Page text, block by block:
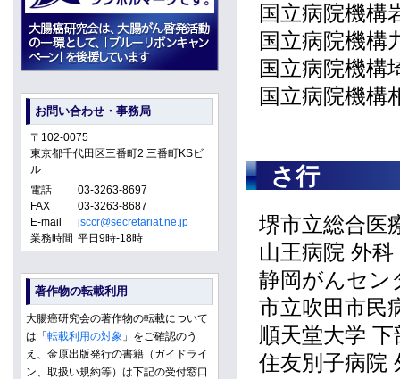
国立病院機構
国立病院機構
国立病院機構
国立病院機構
さ行
堺市立総合医
山王病院 外科
静岡がんセン
市立吹田市民
順天堂大学
住友別子病院
お問い合わせ・事務局
〒102-0075
東京都千代田区三番町2 三番町KSビ
ル
電話
03-3263-8697
FAX
03-3263-8687
E-mail
jsccr@secretariat.ne.jp
業務時間 平日9時-18時
著作物の転載利用
大腸癌研究会の著作物の転載について
は「転載利用の対象 」をご確認のう
え、金原出版発行の書籍（ガイドライ
ン、取扱い規約等）は下記の受付窓口